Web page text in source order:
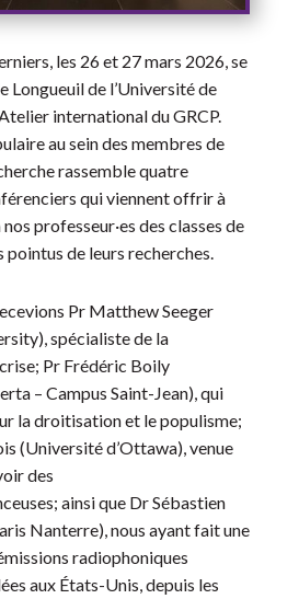
les 26 et 27 mars 2026, se
Longueuil de l’Université de
international du GRCP.
au sein des membres de
rassemble quatre
qui viennent offrir à
professeur·es des classes de
de leurs recherches.
Pr Matthew Seeger
spécialiste de la
Pr Frédéric Boily
– Campus Saint-Jean), qui
la droitisation et le populisme;
(Université d’Ottawa), venue
des
ainsi que Dr Sébastien
Nanterre), nous ayant fait une
radiophoniques
aux États-Unis, depuis les